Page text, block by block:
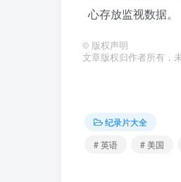
心存放监视数据。
© 版权声明
文章版权归作者所有，
纪录片大全
# 英语
# 美国